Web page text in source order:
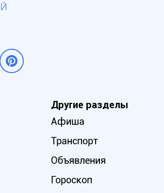
Другие разделы
Афиша
Транспорт
Объявления
Гороскоп